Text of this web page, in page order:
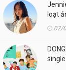
loạt
07/
single